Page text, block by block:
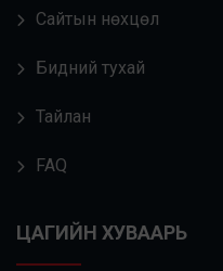
Сайтын нөхцөл
Бидний тухай
Тайлан
FAQ
ЦАГИЙН ХУВААРЬ